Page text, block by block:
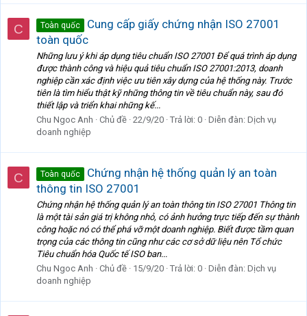
C Toàn quốc
Cung cấp giấy chứng nhận ISO 27001
toàn quốc
Những lưu ý khi áp dụng tiêu chuẩn ISO 27001 Để quá trình áp dụng
được thành công và hiệu quả tiêu chuẩn ISO 27001:2013, doanh
nghiệp cần xác định việc ưu tiên xây dựng của hệ thống này. Trước
tiên là tìm hiểu thật kỹ những thông tin về tiêu chuẩn này, sau đó
thiết lập và triển khai những kế...
Chu Ngoc Anh
Chủ đề 22/9/20 Trả lời: 0 Diễn đàn: Dịch vụ
doanh nghiệp
C Toàn quốc
Chứng nhận hệ thống quản lý an toàn
thông tin ISO 27001
Chứng nhận hệ thống quản lý an toàn thông tin ISO 27001 Thông tin
là một tài sản giá trị không nhỏ, có ảnh hưởng trực tiếp đến sự thành
công hoặc nó có thể phá vỡ một doanh nghiệp. Biết được tầm quan
trọng của các thông tin cũng như các cơ sở dữ liệu nên Tổ chức
Tiêu chuẩn hóa Quốc tế ISO ban...
Chu Ngoc Anh
Chủ đề 15/9/20 Trả lời: 0 Diễn đàn: Dịch vụ
doanh nghiệp